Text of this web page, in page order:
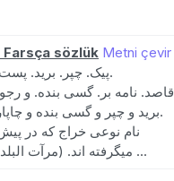
Farsça sözlük Metni çevir
(ترکی، اِ) پیک. چپر. برید. پست.
قاصد. نامه بر. گسی بنده. و
برید و چپر و گسی بنده و چاپارخانه شود.
|| نام نوعی خراج که در
میگرفته اند. (مرآت البلدان ج ۱ ص ...